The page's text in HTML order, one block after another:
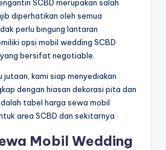
SCBD merupakan salah
diperhatikan oleh semua
perlu bingung lantaran
opsi mobil wedding SCBD
bersifat negotiable.
jutaan, kami siap menyediakan
dengan hiasan dekorasi pita dan
tabel harga sewa mobil
area SCBD dan sekitarnya.
Mobil Wedding